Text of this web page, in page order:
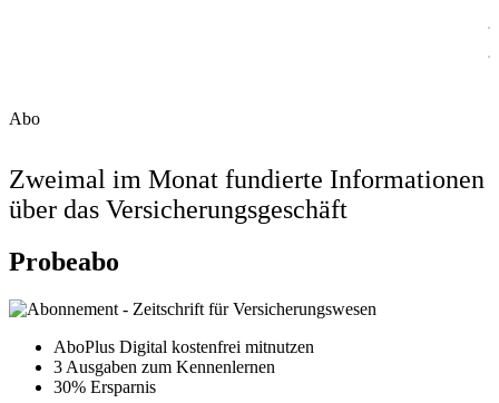
Abo
Zweimal im Monat fundierte Informationen
über das Versicherungsgeschäft
Probeabo
AboPlus Digital kostenfrei mitnutzen
3 Ausgaben zum Kennenlernen
30% Ersparnis